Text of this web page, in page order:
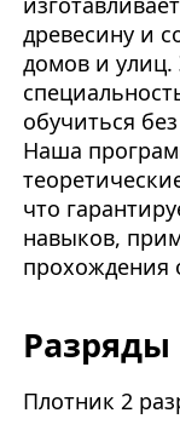
древесину и
домов и улиц.
обучиться
Наша
что
навыков,
прохождения
Разряды
Плотник 2